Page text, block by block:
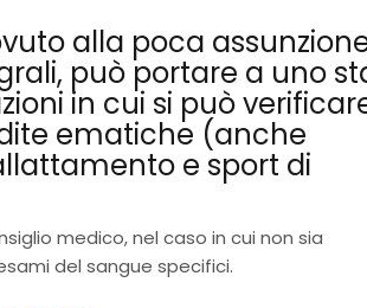
alla poca
può portare a uno
in cui si può
ematiche (anche
e sport di
medico, nel caso in cui non sia
del sangue specifici.